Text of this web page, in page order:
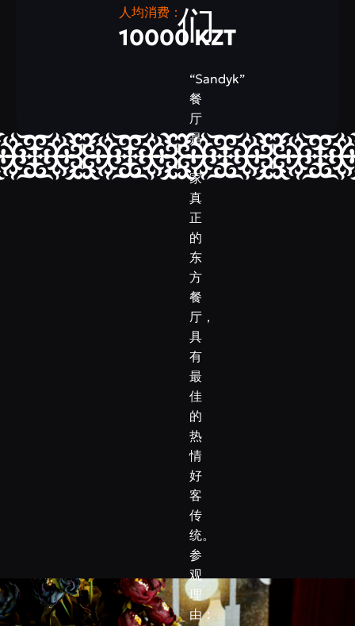
们
“Sandyk”
餐
厅
是
一
家
真
正
的
东
方
餐
厅，
具
有
最
佳
的
热
情
好
客
传
统。
参
观
理
由：
人均消费：
10000 KZT